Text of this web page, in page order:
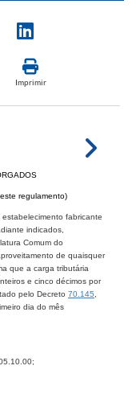
Imprimir
regulamento)​​​
estabelecimento fabricante
indicados,
Comum do
de quaisquer
que a carga tributária
e cinco décimos por
pelo Decreto 70.145
dia do mês